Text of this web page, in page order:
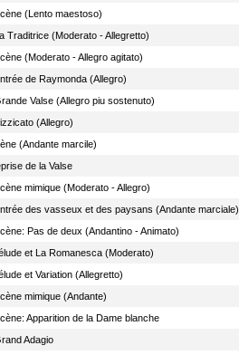
(Lento maestoso)
Traditrice (Moderato - Allegretto)
(Moderato - Allegro agitato)
de Raymonda (Allegro)
Valse (Allegro piu sostenuto)
(Allegro)
(Andante marcile)
de la Valse
mimique (Moderato - Allegro)
des vasseux et des paysans (Andante marciale)
Pas de deux (Andantino - Animato)
et La Romanesca (Moderato)
et Variation (Allegretto)
mimique (Andante)
Apparition de la Dame blanche
Adagio